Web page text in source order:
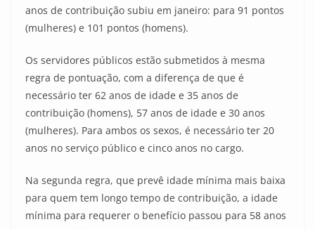
anos de contribuição subiu em janeiro: para 91 pontos
(mulheres) e 101 pontos (homens).
Os servidores públicos estão submetidos à mesma
regra de pontuação, com a diferença de que é
necessário ter 62 anos de idade e 35 anos de
contribuição (homens), 57 anos de idade e 30 anos
(mulheres). Para ambos os sexos, é necessário ter 20
anos no serviço público e cinco anos no cargo.
Na segunda regra, que prevê idade mínima mais baixa
para quem tem longo tempo de contribuição, a idade
mínima para requerer o benefício passou para 58 anos